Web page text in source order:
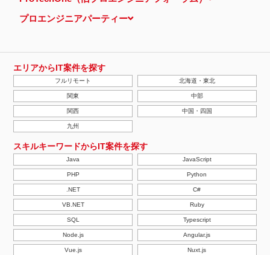
プロエンジニアパーティー
エリアからIT案件を探す
フルリモート 北海道・東北
関東 中部
関西 中国・四国
九州
スキルキーワードからIT案件を探す
Java JavaScript
PHP Python
.NET C#
VB.NET Ruby
SQL Typescript
Node.js Angular.js
Vue.js Nuxt.js